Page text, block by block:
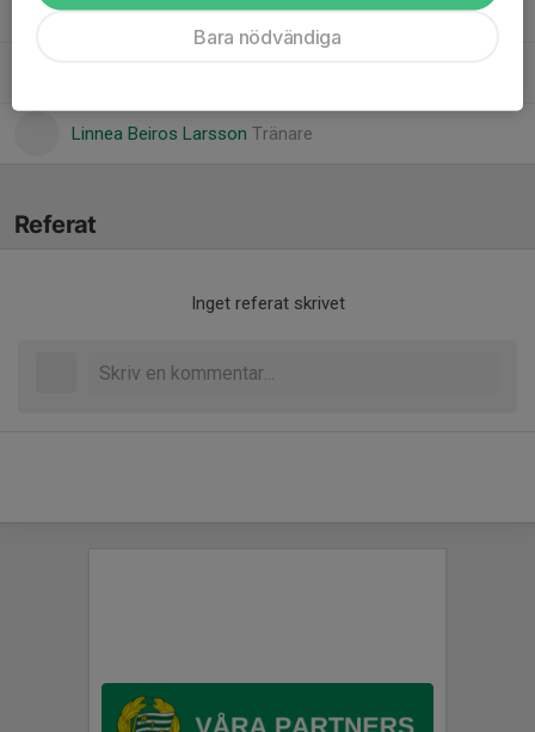
Adam BelfrageHuvudtränare
Linnea Beiros Larsson Tränare
Referat
Inget referat skrivet
Bara nödvändiga